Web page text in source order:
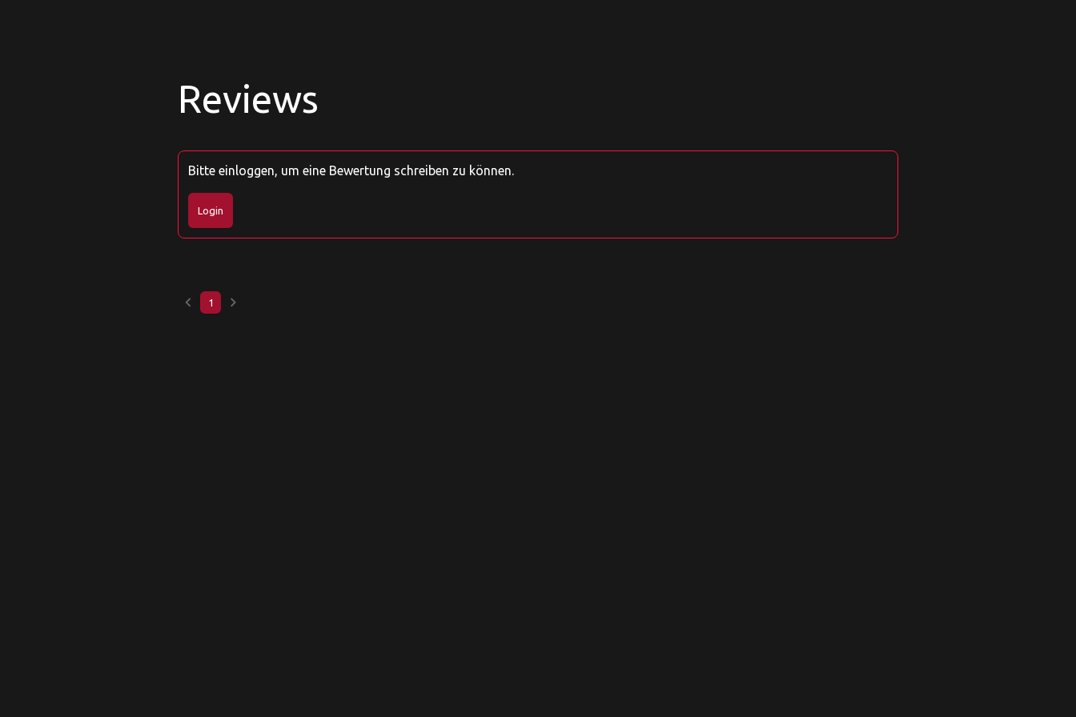
Reviews
Bitte einloggen, um eine Bewertung schreiben zu können.
Login
keyboard_arrow_left 1 keyboard_arrow_right